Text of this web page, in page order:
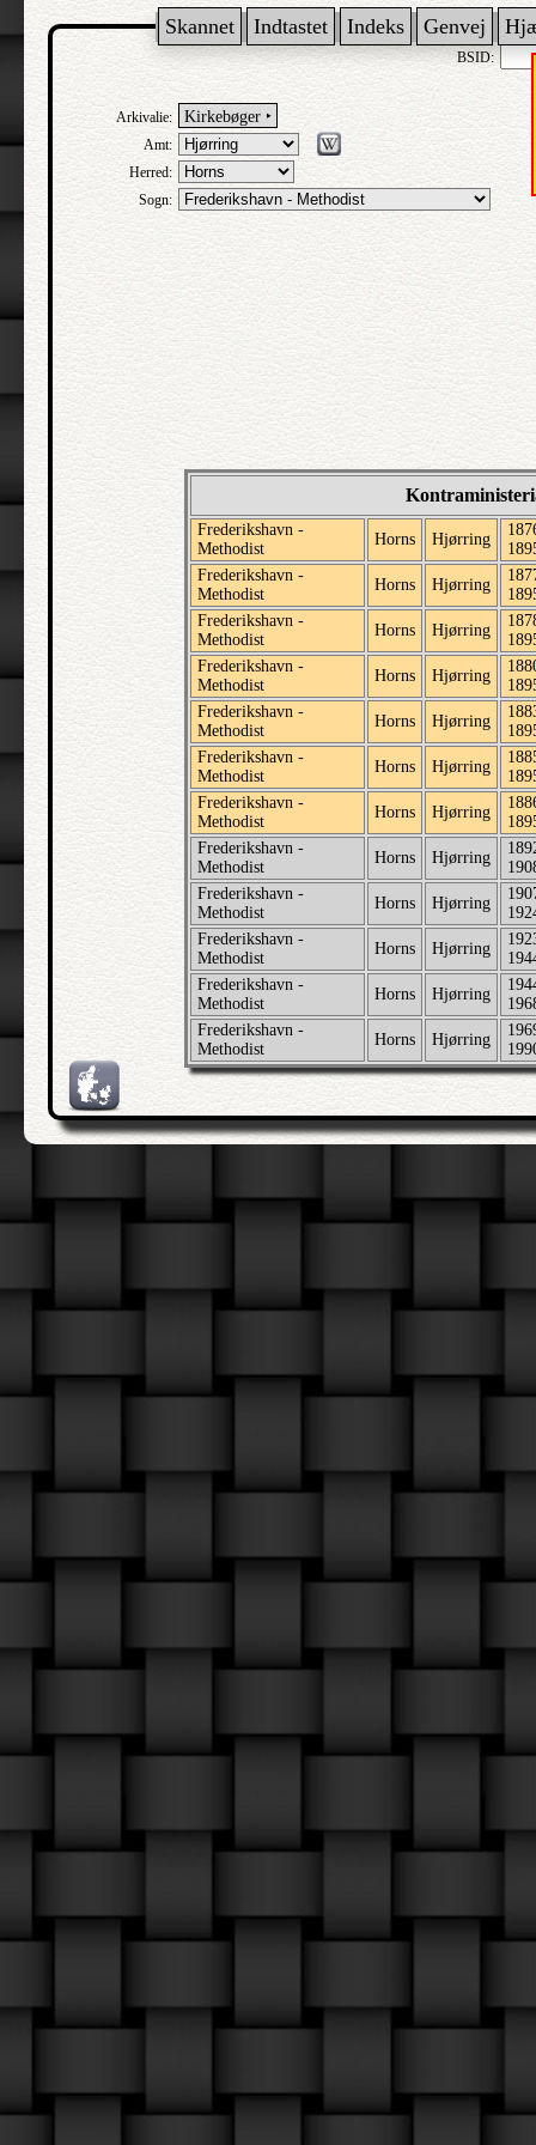
Skannet Indtastet Indeks Genvej
BSID:
Arkivalie: Kirkebøger ‣
Amt:
Herred:
Sogn:
Frederikshavn -
Methodist
Horns Hjørring
Frederikshavn -
Methodist
Horns Hjørring
Frederikshavn -
Methodist
Horns Hjørring
Frederikshavn -
Methodist
Horns Hjørring
Frederikshavn -
Methodist
Horns Hjørring
Frederikshavn -
Methodist
Horns Hjørring
Frederikshavn -
Methodist
Horns Hjørring
Frederikshavn -
Methodist
Horns Hjørring
Frederikshavn -
Methodist
Horns Hjørring
Frederikshavn -
Methodist
Horns Hjørring
Frederikshavn -
Methodist
Horns Hjørring
Frederikshavn -
Methodist
Horns Hjørring